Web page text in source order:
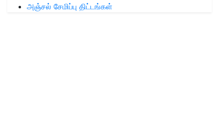
அஞ்சல் சேமிப்பு திட்டங்கள்